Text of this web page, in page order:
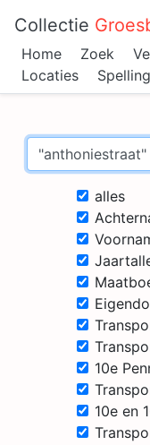
Collectie
Home Zoek
Locaties
Spelling
alles
10e
10e en